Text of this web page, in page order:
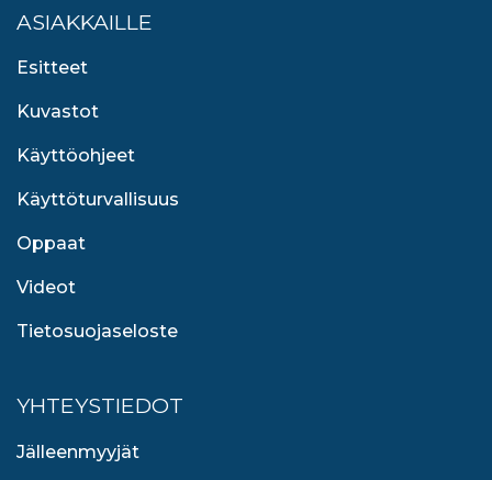
ASIAKKAILLE
Esitteet
Kuvastot
Käyttöohjeet
Käyttöturvallisuus
Oppaat
Videot
Tietosuojaseloste
YHTEYSTIEDOT
Jälleenmyyjät